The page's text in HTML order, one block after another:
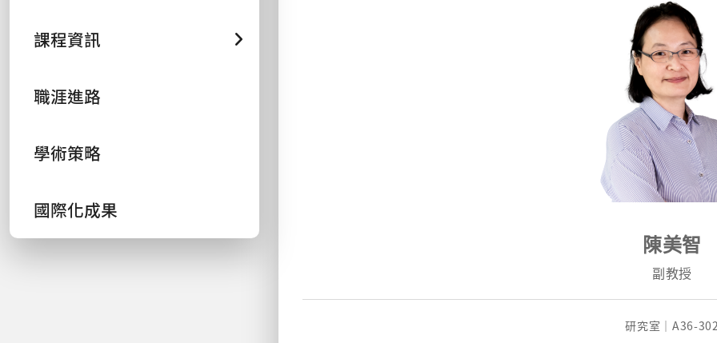
課程資訊
職涯進路
學術策略
國際化成果
陳美智
副教授
研究室｜A36-30